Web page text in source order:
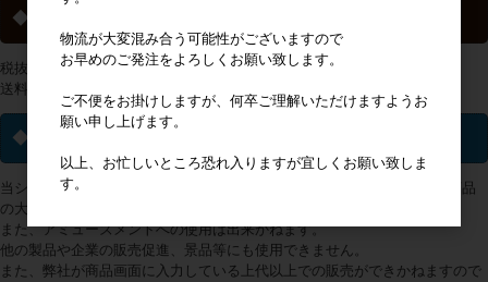
◆ 送料について
税抜2万円以上の購入で送料無料
送料一覧は
◆ ライセンス商品について
当ショップで取り扱っておりますライセンス(キャラクター・ブランド)商品
の大多数は、販売地域が日本国内に限定されております。
また、アミューズメントへの使用は出来かねます。
他の製品や企業の販売促進、景品等にも使用できません。
また、弊社が商品画面に入力している上代以上での販売ができかねますので
物流が大変混み合う可能性がございますので
お早めのご発注をよろしくお願い致します。
ご不便をお掛けしますが、何卒ご理解いただけますようお
願い申し上げます。
以上、お忙しいところ恐れ入りますが宜しくお願い致しま
す。